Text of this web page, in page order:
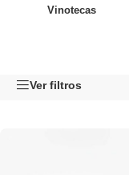
Vinotecas
Ver filtros